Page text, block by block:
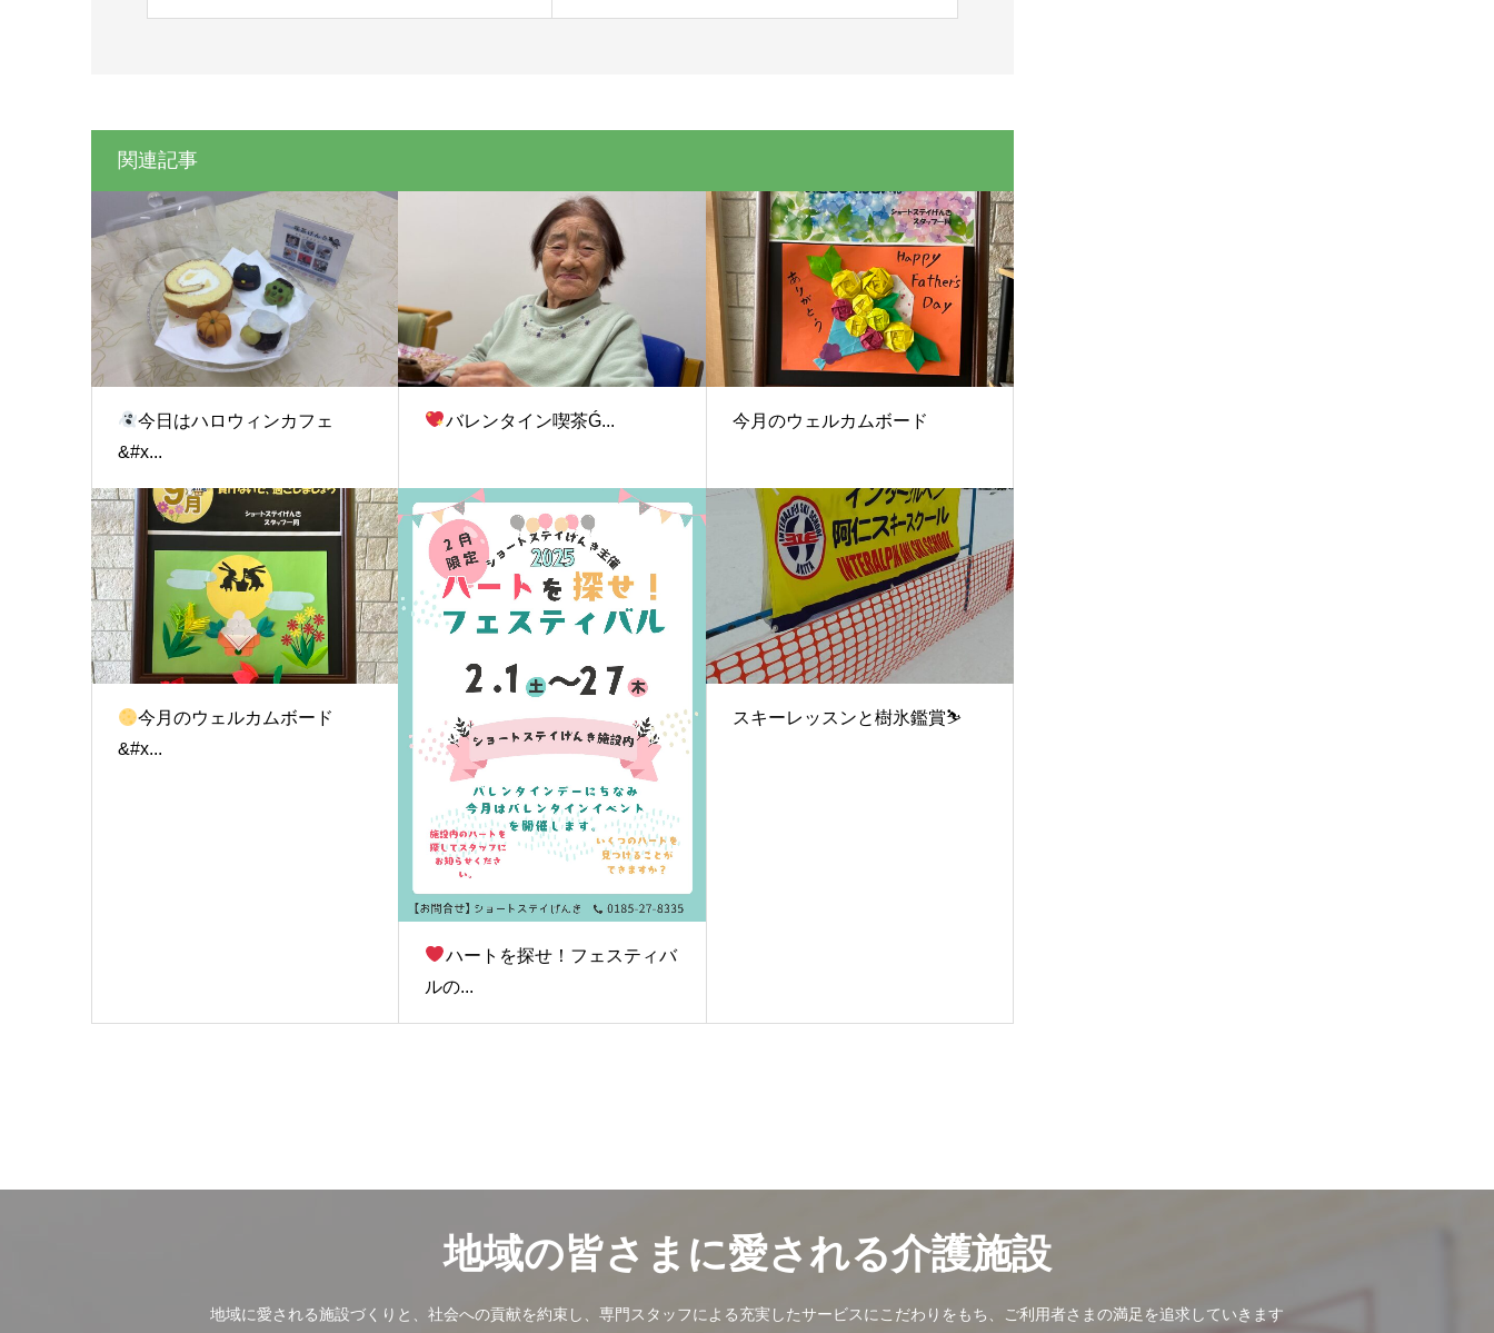
関連記事
今日はハロウィンカフェ
&#x...
バレンタイン喫茶Ǵ... 今月のウェルカムボード
今月のウェルカムボード
&#x...
ハートを探せ！フェスティバ
ルの...
スキーレッスンと樹氷鑑賞⛷
地域の皆さまに愛される介護施設
地域に愛される施設づくりと、社会への貢献を約束し、専門スタッフによる充実したサービスにこだわりをもち、ご利用者さまの満足を追求していきます